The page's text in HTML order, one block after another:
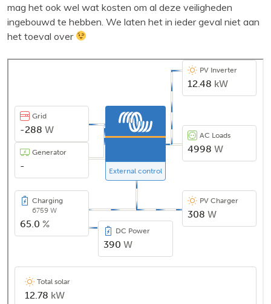
mag het ook wel wat kosten om al deze veiligheden
ingebouwd te hebben. We laten het in ieder geval niet aan
het toeval over